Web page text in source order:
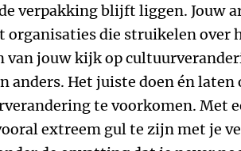
verpakking blijft liggen. Jouw
organisaties die struikelen over
van jouw kijk op
anders. Het juiste doen én laten
te voorkomen. Met
extreem gul te zijn met je